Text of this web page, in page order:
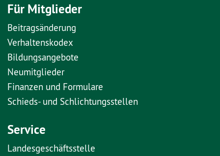
Für Mitglieder
Beitragsänderung
Verhaltenskodex
Bildungsangebote
Neumitglieder
Finanzen und Formulare
Schieds- und Schlichtungsstellen
Service
Landesgeschäftsstelle